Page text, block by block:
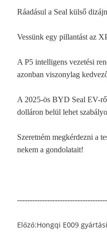
Ráadásul a Seal külső
Vessünk egy pillantást az
A P5 intelligens vezetési
azonban viszonylag
A 2025-ös BYD Seal EV-
dolláron belül lehet
Szeretném megkérdezni a
nekem a gondolatait!
Előző:Hongqi E009